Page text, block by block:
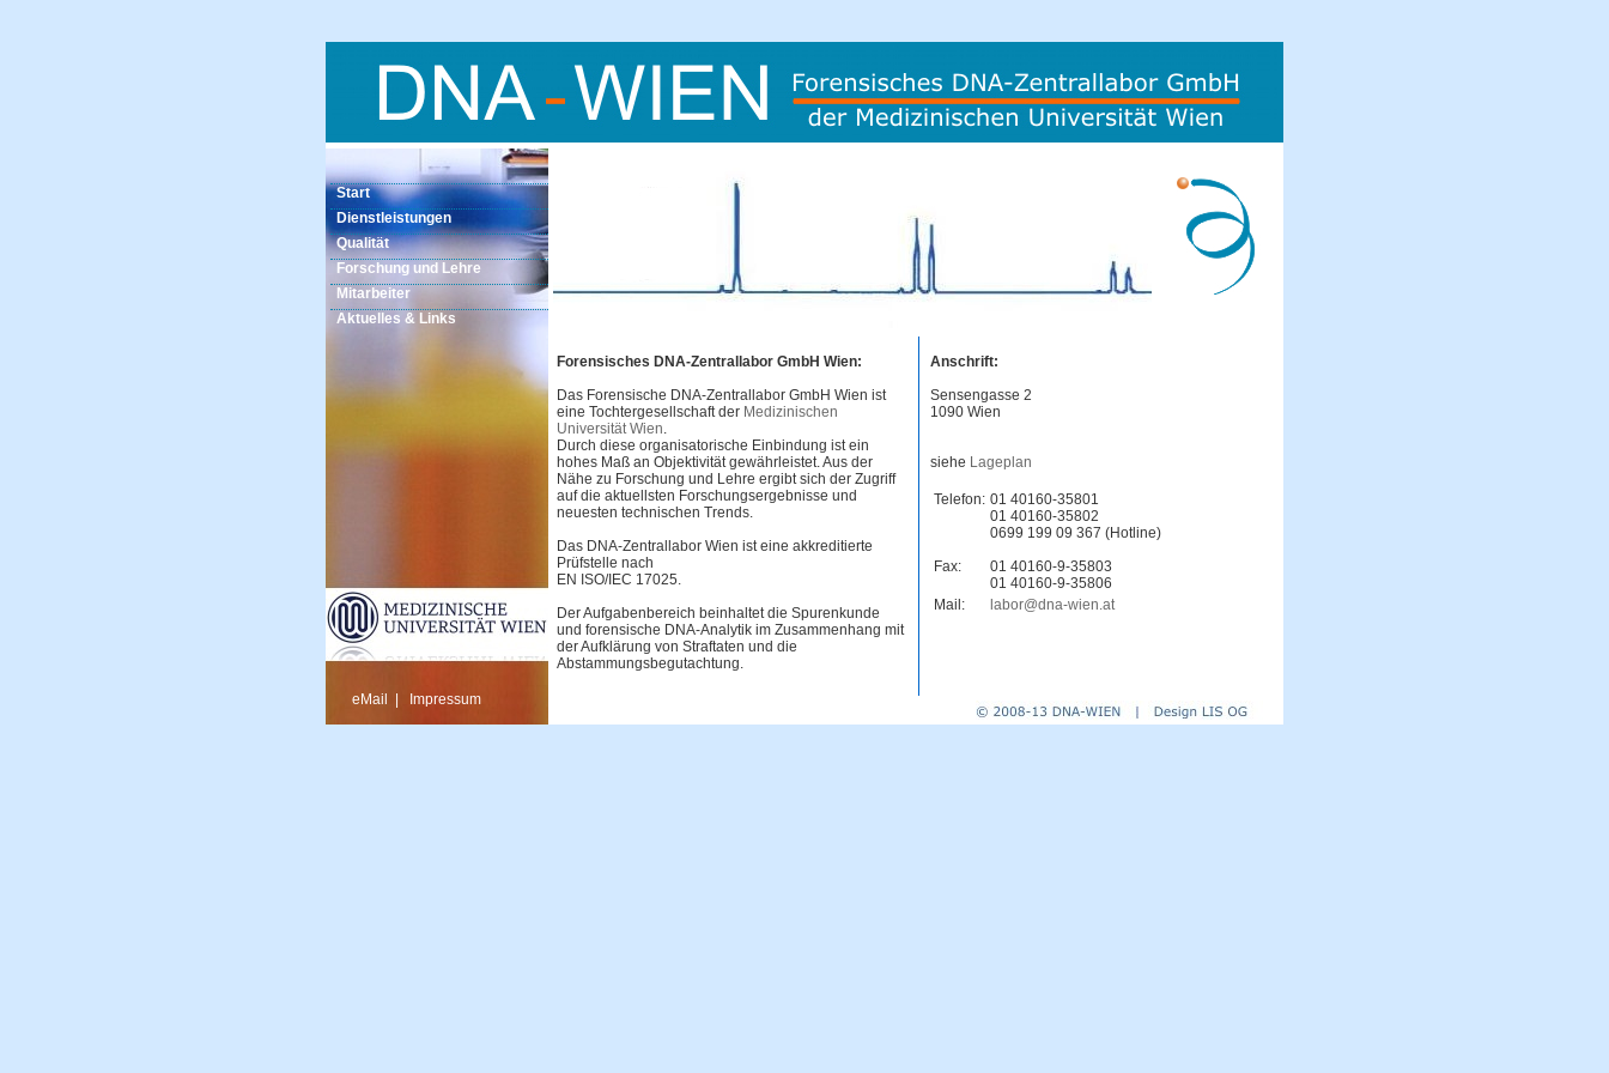
Start
Dienstleistungen
Qualität
Forschung und Lehre
Mitarbeiter
Aktuelles & Links
eMail Impressum
Forensisches DNA-Zentrallabor GmbH Wien:
Das Forensische DNA-Zentrallabor GmbH Wien ist
eine Tochtergesellschaft der Medizinischen
Universität Wien.
Durch diese organisatorische Einbindung ist ein
hohes Maß an Objektivität gewährleistet. Aus der
Nähe zu Forschung und Lehre ergibt sich der Zugriff
auf die aktuellsten Forschungsergebnisse und
neuesten technischen Trends.
Das DNA-Zentrallabor Wien ist eine akkreditierte
Prüfstelle nach
EN ISO/IEC 17025.
Der Aufgabenbereich beinhaltet die Spurenkunde
und forensische DNA-Analytik im Zusammenhang mit
der Aufklärung von Straftaten und die
Abstammungsbegutachtung.
Anschrift:
Sensengasse 2
1090 Wien
siehe Lageplan
Telefon:
Fax:
01 40160-35801
01 40160-35802
0699 199 09 367 (Hotline)
01 40160-9-35803
01 40160-9-35806
Mail:
labor@dna-wien.at